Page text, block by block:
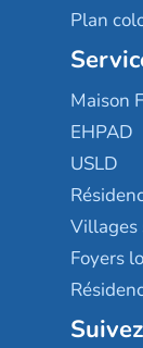
Plan
Maison
EHPAD
USLD
Villages
Foyers